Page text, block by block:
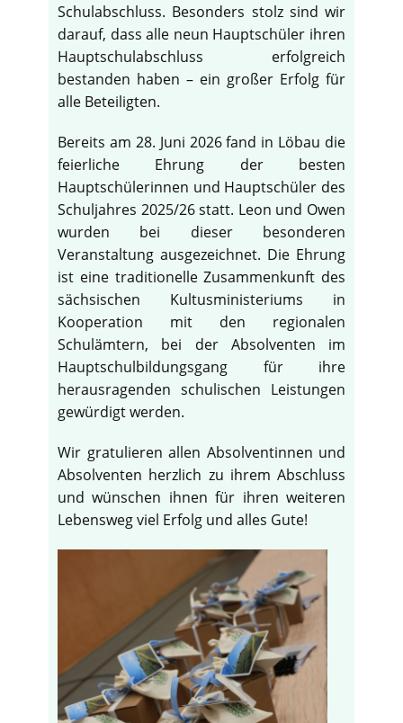
Schulabschluss. Besonders stolz sind wir
darauf, dass alle neun Hauptschüler ihren
Hauptschulabschluss erfolgreich
bestanden haben – ein großer Erfolg für
alle Beteiligten.
Bereits am 28. Juni 2026 fand in Löbau die
feierliche Ehrung der besten
Hauptschülerinnen und Hauptschüler des
Schuljahres 2025/26 statt. Leon und Owen
wurden bei dieser besonderen
Veranstaltung ausgezeichnet. Die Ehrung
ist eine traditionelle Zusammenkunft des
sächsischen Kultusministeriums in
Kooperation mit den regionalen
Schulämtern, bei der Absolventen im
Hauptschulbildungsgang für ihre
herausragenden schulischen Leistungen
gewürdigt werden.
Wir gratulieren allen Absolventinnen und
Absolventen herzlich zu ihrem Abschluss
und wünschen ihnen für ihren weiteren
Lebensweg viel Erfolg und alles Gute!